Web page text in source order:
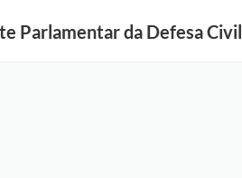
Parlamentar da Defesa Civil